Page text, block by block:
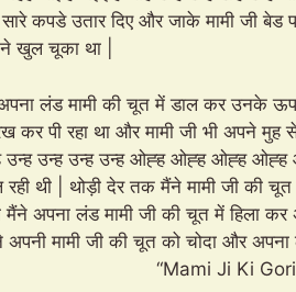
कपडे उतार दिए और जाके मामी जी बेड
के सामने खुल चूका था |
अपना लंड मामी की चूत में डाल कर उनके
कर पी रहा था और मामी जी भी
उन्ह उन्ह उन्ह उन्ह ओह्ह ओह्ह ओह्ह
रही थी | थोड़ी देर तक मैंने मामी जी की
अपना लंड मामी जी की चूत में हिला कर
अपनी मामी जी की चूत को चोदा और
| “Mami Ji Ki Gori